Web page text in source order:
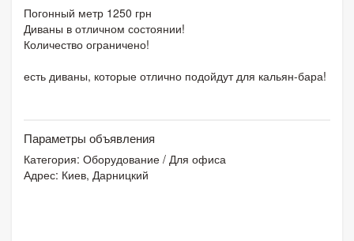
Погонный метр 1250 грн
Диваны в отличном состоянии!
Количество ограничено!
есть диваны, которые отлично подойдут для кальян-бара!
Параметры объявления
Категория: Оборудование / Для офиса
Адрес: Киев, Дарницкий